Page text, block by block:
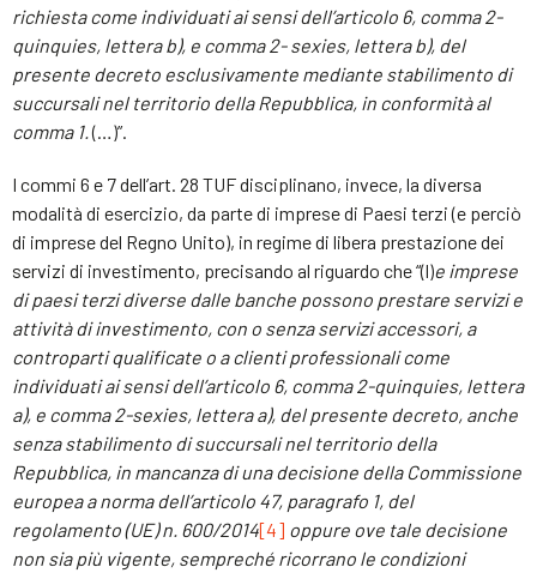
richiesta come individuati ai sensi dell’articolo 6, comma 2-
quinquies, lettera b), e comma 2- sexies, lettera b), del
presente decreto esclusivamente mediante stabilimento di
succursali nel territorio della Repubblica, in conformità al
comma 1.(…)”.
I commi 6 e 7 dell’art. 28 TUF disciplinano, invece, la diversa
modalità di esercizio, da parte di imprese di Paesi terzi (e perciò
di imprese del Regno Unito), in regime di libera prestazione dei
servizi di investimento, precisando al riguardo che “(l)e imprese
di paesi terzi diverse dalle banche possono prestare servizi e
attività di investimento, con o senza servizi accessori, a
controparti qualificate o a clienti professionali come
individuati ai sensi dell’articolo 6, comma 2-quinquies, lettera
a), e comma 2-sexies, lettera a), del presente decreto, anche
senza stabilimento di succursali nel territorio della
Repubblica, in mancanza di una decisione della Commissione
europea a norma dell’articolo 47, paragrafo 1, del
regolamento (UE) n. 600/2014[4] oppure ove tale decisione
non sia più vigente, sempreché ricorrano le condizioni